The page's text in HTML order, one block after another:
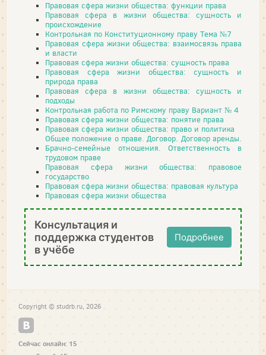
Правовая сфера жизни общества: функции права
Правовая сфера в жизни общества: сущность и
происхождение
Контрольная по Конституционному праву Тема №7
Правовая сфера жизни общества: взаимосвязь права
и власти
Правовая сфера жизни общества: сущность права
Правовая сфера жизни общества: сущность и
природа права
Правовая сфера в жизни общества: сущность и
подходы
Контрольная работа по Римскому праву Вариант № 4
Правовая сфера жизни общества: понятие права
Правовая сфера жизни общества: право и политика
Общее положение о праве. Договор. Договор аренды.
Брачно-семейные отношения. Ответственность в
трудовом праве
Правовая сфера жизни общества: правовое
государство
Правовая сфера жизни общества: правовая культура
Правовая сфера жизни общества
Консультация и
поддержка студентов
в учёбе
Подробнее
Copyright © studrb.ru, 2026
Сейчас онлайн: 15